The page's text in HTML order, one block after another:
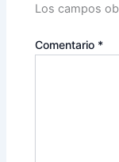
Los campos
Comentario *